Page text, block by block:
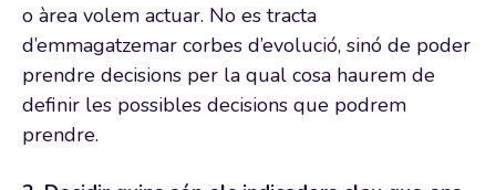
o àrea volem actuar. No es tracta
d’emmagatzemar corbes d’evolució, sinó de poder
prendre decisions per la qual cosa haurem de
definir les possibles decisions que podrem
prendre.